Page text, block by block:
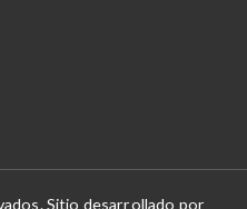
Sitio desarrollado por